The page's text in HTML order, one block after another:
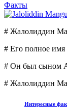
Факты
# Жалолиддин
# Его полное
# Он был сыном
# Жалолиддин
Интересные